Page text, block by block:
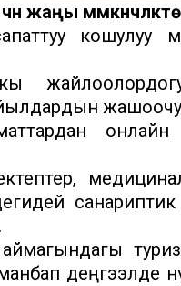
жаңы
кошулуу
онлайн
аймагындагы
деңгээлде